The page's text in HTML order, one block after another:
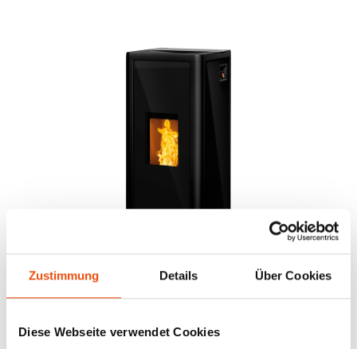
Zustimmung Details Über Cookies
Diese Webseite verwendet Cookies
SUMO
LE PLAISIR DE CONTEMPLER LE CRÉPITEMENT
L'ÉVOLUTION DE VOTRE DECO INTÉRIEURE.